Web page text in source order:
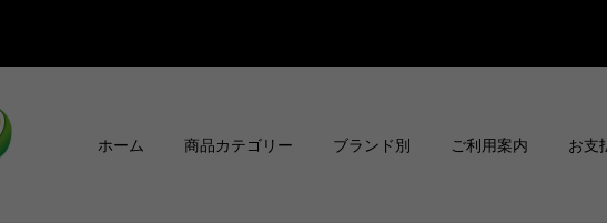
ホーム 商品カテゴリー ブランド別 ご利用案内 お支